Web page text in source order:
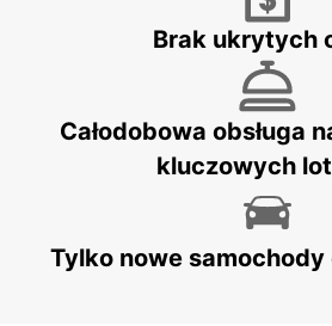
Brak ukrytych
Całodobowa obsługa
kluczowych
Tylko nowe